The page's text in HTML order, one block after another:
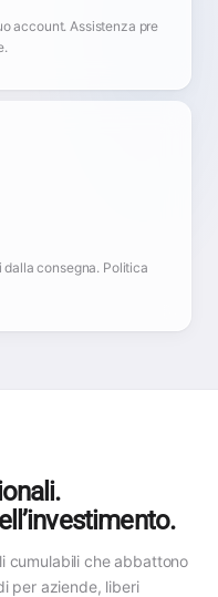
account. Assistenza pre
dalla consegna. Politica
cumulabili che abbattono
per aziende, liberi